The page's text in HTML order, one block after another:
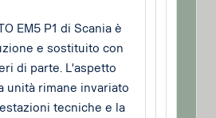
EM5 P1 di Scania è
e sostituito con
di parte. L'aspetto
unità rimane invariato
tecniche e la